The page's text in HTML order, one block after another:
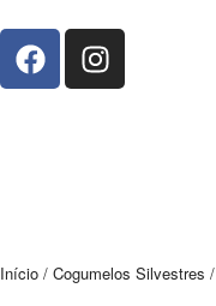
Início / Cogumelos Silvestres